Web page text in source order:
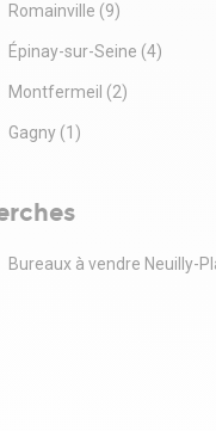
Romainville (9)
Épinay-sur-Seine (4)
Montfermeil (2)
Gagny (1)
Bureaux à vendre Neuilly-